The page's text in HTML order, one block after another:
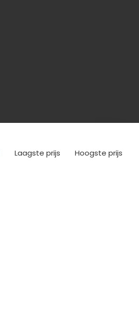
Laagste prijs Hoogste prijs